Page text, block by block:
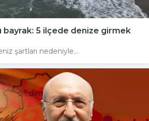
bayrak: 5 ilçede denize girmek
şartları nedeniyle...